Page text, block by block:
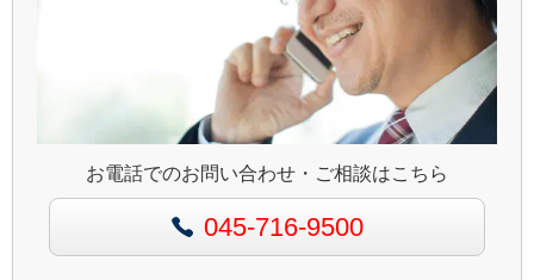
お電話でのお問い合わせ・ご相談はこちら
045-716-9500